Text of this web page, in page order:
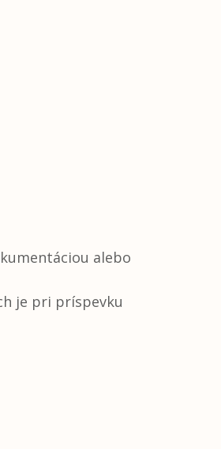
alebo
je pri príspevku